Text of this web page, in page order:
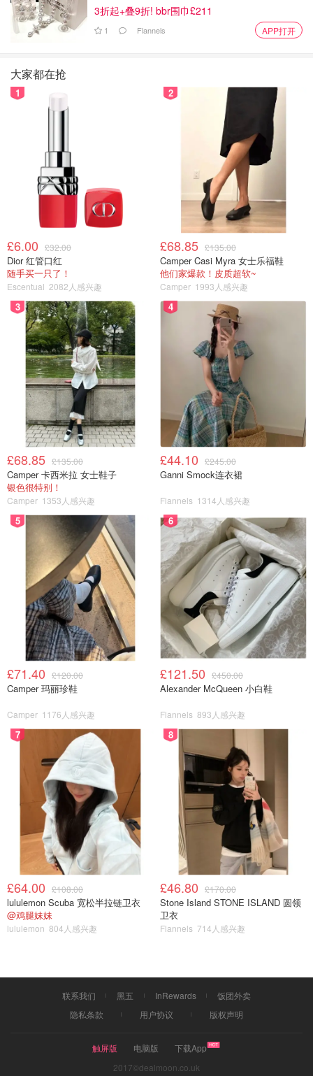
科隆大教堂
科隆大教堂
去年此时我在哪 2020好起来
3折起+叠9折! bbr围巾£211
1 Flannels APP打开
大家都在抢
1
£6.00 £32.00
Dior 红管口红
随手买一只了！
Escentual 2082人感兴趣
2
£68.85 £135.00
Camper Casi Myra 女士乐福鞋
他们家爆款！皮质超软~
Camper 1993人感兴趣
3
£68.85 £135.00
Camper 卡西米拉 女士鞋子
银色很特别！
Camper 1353人感兴趣
4
£44.10 £245.00
Ganni Smock连衣裙
Flannels 1314人感兴趣
5
£71.40 £120.00
Camper 玛丽珍鞋
Camper 1176人感兴趣
6
£121.50 £450.00
Alexander McQueen 小白鞋
Flannels 893人感兴趣
7
£64.00 £108.00
lululemon Scuba 宽松半拉链卫衣
@鸡腿妹妹
lululemon 804人感兴趣
8
£46.80 £170.00
Stone Island STONE ISLAND 圆领
卫衣
Flannels 714人感兴趣
联系我们 黑五 InRewards
饭团外卖
隐私条款
用户协议 版权声明
触屏版 电脑版
下载App
2017©dealmoon.co.uk